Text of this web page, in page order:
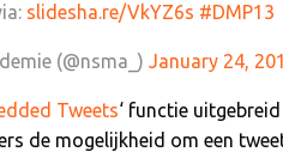
slidesha.re/VkYZ6s #DMP13
(@nsma_) January 24,
Tweets‘ functie
de mogelijkheid om een